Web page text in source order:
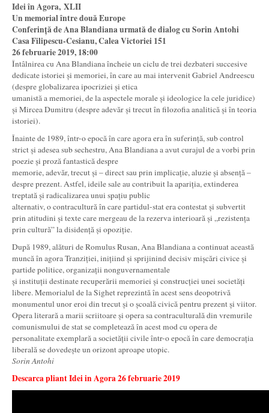
Idei în Agora, XLII
Un memorial între două Europe
Conferință de Ana Blandiana urmată de dialog cu Sorin Antohi
Casa Filipescu-Cesianu, Calea Victoriei 151
26 februarie 2019, 18:00
Întâlnirea cu Ana Blandiana încheie un ciclu de trei dezbateri succesive
dedicate istoriei și memoriei, în care au mai intervenit Gabriel Andreescu
(despre globalizarea ipocriziei și etica
umanistă a memoriei, de la aspectele morale și ideologice la cele juridice)
și Mircea Dumitru (despre adevăr și trecut în filozofia analitică și în teoria
istoriei).
Înainte de 1989, într-o epocă în care agora era în suferință, sub control
strict și adesea sub sechestru, Ana Blandiana a avut curajul de a vorbi prin
poezie și proză fantastică despre
memorie, adevăr, trecut și – direct sau prin implicație, aluzie și absență –
despre prezent. Astfel, ideile sale au contribuit la apariția, extinderea
treptată și radicalizarea unui spațiu public
alternativ, o contracultură în care partidul-stat era contestat și subvertit
prin atitudini și texte care mergeau de la rezerva interioară și „rezistența
prin cultură” la disidență și opoziție.
După 1989, alături de Romulus Rusan, Ana Blandiana a continuat această
muncă în agora Tranziției, inițiind și sprijinind decisiv mișcări civice și
partide politice, organizații nonguvernamentale
și instituții destinate recuperării memoriei și construcției unei societăți
libere. Memorialul de la Sighet reprezintă în acest sens deopotrivă
monumentul unor eroi din trecut și o școală civică pentru prezent și viitor.
Opera literară a marii scriitoare și opera sa contraculturală din vremurile
comunismului de stat se completează în acest mod cu opera de
personalitate exemplară a societății civile într-o epocă în care democrația
liberală se dovedește un orizont aproape utopic.
Sorin Antohi
Descarca pliant Idei in Agora 26 februarie 2019